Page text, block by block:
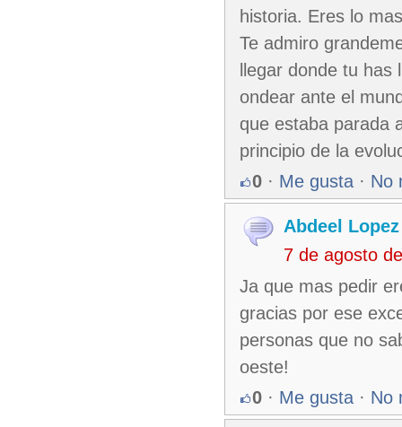
historia. Eres lo
Te admiro
llegar donde tu
ondear ante el
que estaba parada
principio de la
0 · Me gusta · No
Abdeel Lopez
7 de agosto
Ja que mas pedir
gracias por ese
personas que no
oeste!
0 · Me gusta · No